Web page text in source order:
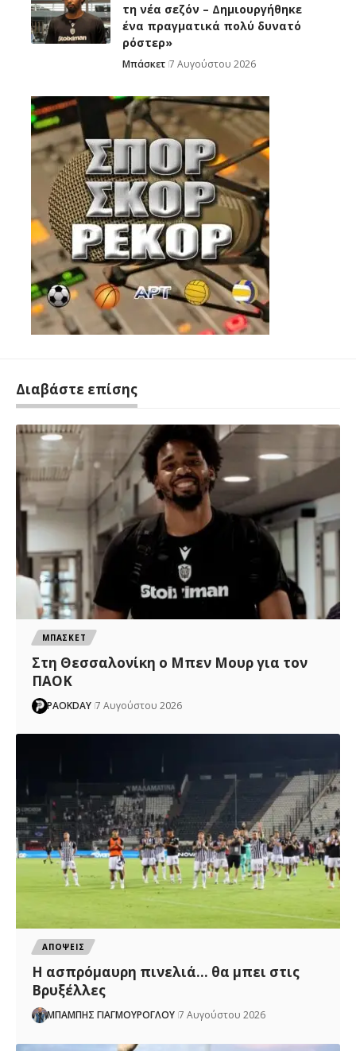
τη νέα σεζόν – Δημιουργήθηκε
ένα πραγματικά πολύ δυνατό
ρόστερ»
Μπάσκετ 7 Αυγούστου 2026
Διαβάστε επίσης
ΜΠΑΣΚΕΤ
Στη Θεσσαλονίκη ο Μπεν Μουρ για τον
ΠΑΟΚ
PAOKDAY 7 Αυγούστου 2026
ΑΠΟΨΕΙΣ
Η ασπρόμαυρη πινελιά… θα μπει στις
Βρυξέλλες
ΜΠΑΜΠΗΣ ΓΙΑΓΜΟΥΡΟΓΛΟΥ 7 Αυγούστου 2026